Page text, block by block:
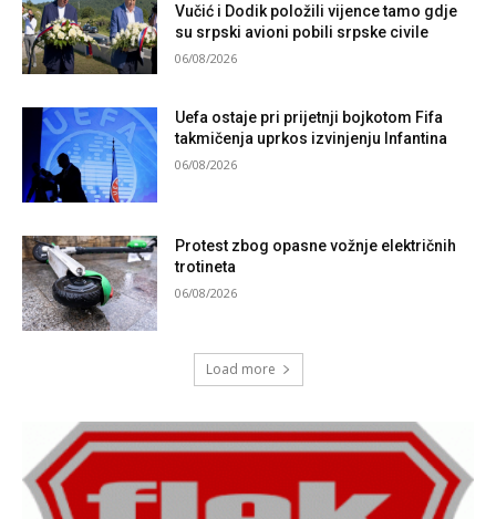
Vučić i Dodik položili vijence tamo gdje
su srpski avioni pobili srpske civile
06/08/2026
Uefa ostaje pri prijetnji bojkotom Fifa
takmičenja uprkos izvinjenju Infantina
06/08/2026
Protest zbog opasne vožnje električnih
trotineta
06/08/2026
Load more